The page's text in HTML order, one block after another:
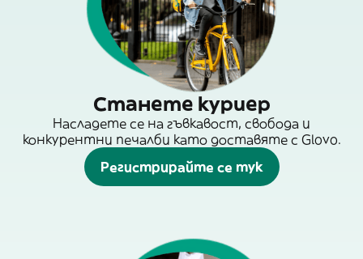
Станете куриер
Насладете се на гъвкавост, свобода и
конкурентни печалби като доставяте с Glovo.
Регистрирайте се тук